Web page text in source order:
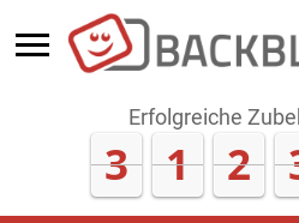
Erfolgreiche
3 1 2